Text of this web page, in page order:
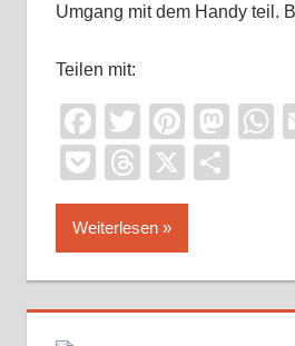
Umgang mit dem Handy teil.
Teilen mit:
Facebook
Twitter
PocketThreads
X
Weiterlesen